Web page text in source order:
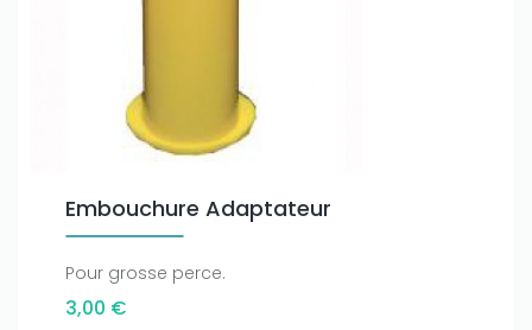
Embouchure Adaptateur
Pour grosse perce.
3,00 €